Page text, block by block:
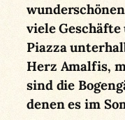
viele
Piazza
Herz Amalfis,
sind die
denen es im